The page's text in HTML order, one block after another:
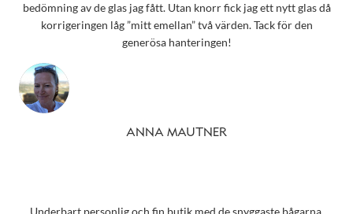
bedömning av de glas jag fått. Utan knorr fick jag ett nytt glas då
korrigeringen låg ”mitt emellan” två värden. Tack för den
generösa hanteringen!
ANNA MAUTNER
Underbart personlig och fin butik med de snyggaste bågarna,